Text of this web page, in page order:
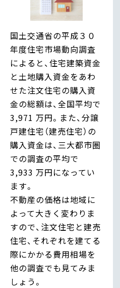
国土交通省の平成３０
年度住宅市場動向調査
によると、住宅建築資金
と土地購入資金をあわ
せた注文住宅の購入資
金の総額は、全国平均で
3,971 万円。また、分譲
戸建住宅（建売住宅）の
購入資金は、三大都市圏
での調査の平均で
3,933 万円になってい
ます。
不動産の価格は地域に
よって大きく変わりま
すので、注文住宅と建売
住宅、それぞれを建てる
際にかかる費用相場を
他の調査でも見てみま
しょう。